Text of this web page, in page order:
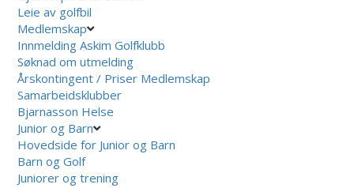
Leie av golfbil
Medlemskap
Innmelding Askim Golfklubb
Søknad om utmelding
Årskontingent / Priser Medlemskap
Samarbeidsklubber
Bjarnasson Helse
Junior og Barn
Hovedside for Junior og Barn
Barn og Golf
Juniorer og trening